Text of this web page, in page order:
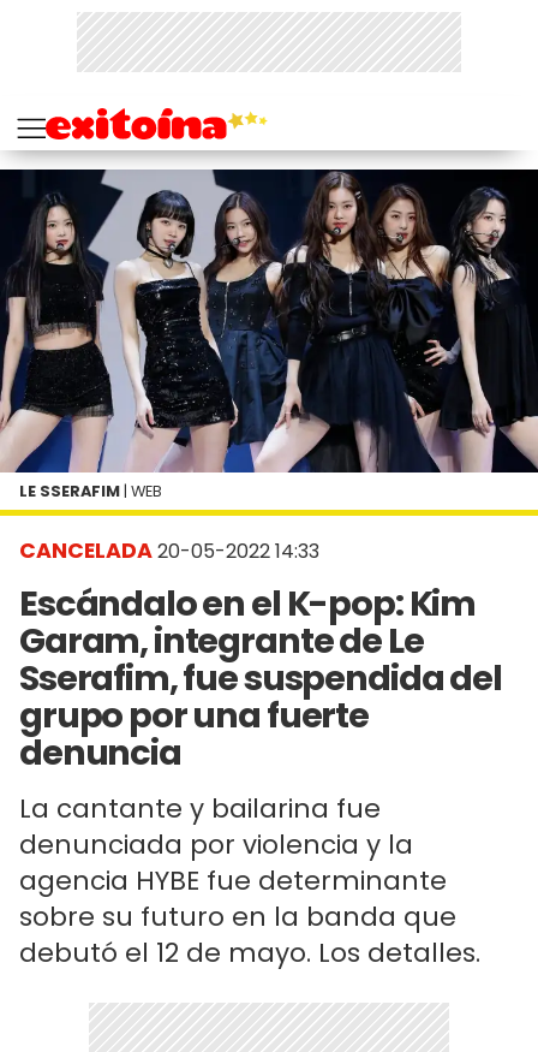
CANCELADA20-05-2022 14:33
Escándalo en el K-pop: Kim
Garam, integrante de Le
Sserafim, fue suspendida del
grupo por una fuerte
denuncia
La cantante y bailarina fue
denunciada por violencia y la
agencia HYBE fue determinante
sobre su futuro en la banda que
debutó el 12 de mayo. Los detalles.
LE SSERAFIM | WEB